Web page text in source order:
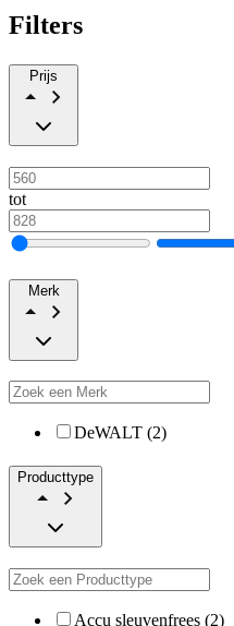
Filters
Prijs
tot
Merk
DeWALT (2)
Producttype
Accu sleuvenfrees (2)